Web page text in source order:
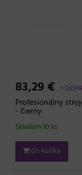
83,29 € +
Profesionálny
- čierny
Skladom 10 ks
Do košíka